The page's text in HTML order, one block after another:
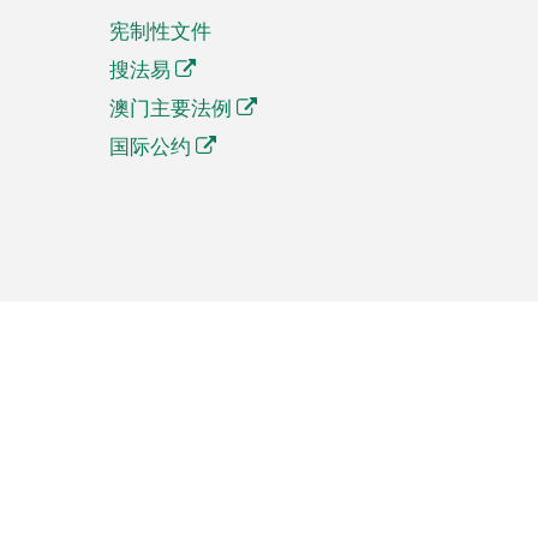
宪制性文件
搜法易
澳门主要法例
国际公约